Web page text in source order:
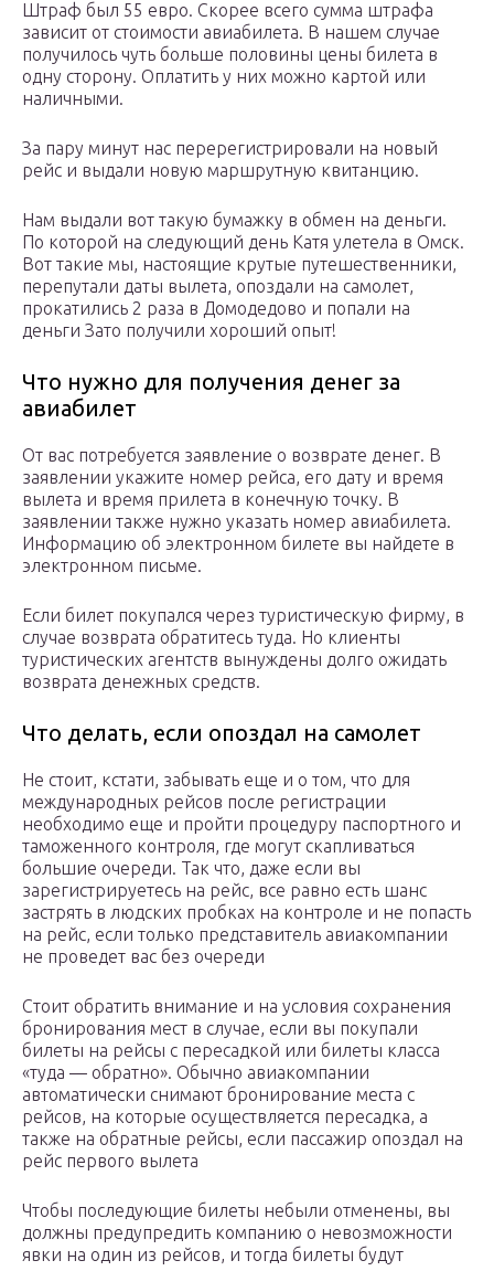
Штраф был 55 евро. Скорее всего сумма штрафа
зависит от стоимости авиабилета. В нашем случае
получилось чуть больше половины цены билета в
одну сторону. Оплатить у них можно картой или
наличными.
За пару минут нас перерегистрировали на новый
рейс и выдали новую маршрутную квитанцию.
Нам выдали вот такую бумажку в обмен на деньги.
По которой на следующий день Катя улетела в Омск.
Вот такие мы, настоящие крутые путешественники,
перепутали даты вылета, опоздали на самолет,
прокатились 2 раза в Домодедово и попали на
деньги Зато получили хороший опыт!
Что нужно для получения денег за
авиабилет
От вас потребуется заявление о возврате денег. В
заявлении укажите номер рейса, его дату и время
вылета и время прилета в конечную точку. В
заявлении также нужно указать номер авиабилета.
Информацию об электронном билете вы найдете в
электронном письме.
Если билет покупался через туристическую фирму, в
случае возврата обратитесь туда. Но клиенты
туристических агентств вынуждены долго ожидать
возврата денежных средств.
Что делать, если опоздал на самолет
Не стоит, кстати, забывать еще и о том, что для
международных рейсов после регистрации
необходимо еще и пройти процедуру паспортного и
таможенного контроля, где могут скапливаться
большие очереди. Так что, даже если вы
зарегистрируетесь на рейс, все равно есть шанс
застрять в людских пробках на контроле и не попасть
на рейс, если только представитель авиакомпании
не проведет вас без очереди
Стоит обратить внимание и на условия сохранения
бронирования мест в случае, если вы покупали
билеты на рейсы с пересадкой или билеты класса
«туда — обратно». Обычно авиакомпании
автоматически снимают бронирование места с
рейсов, на которые осуществляется пересадка, а
также на обратные рейсы, если пассажир опоздал на
рейс первого вылета
Чтобы последующие билеты небыли отменены, вы
должны предупредить компанию о невозможности
явки на один из рейсов, и тогда билеты будут